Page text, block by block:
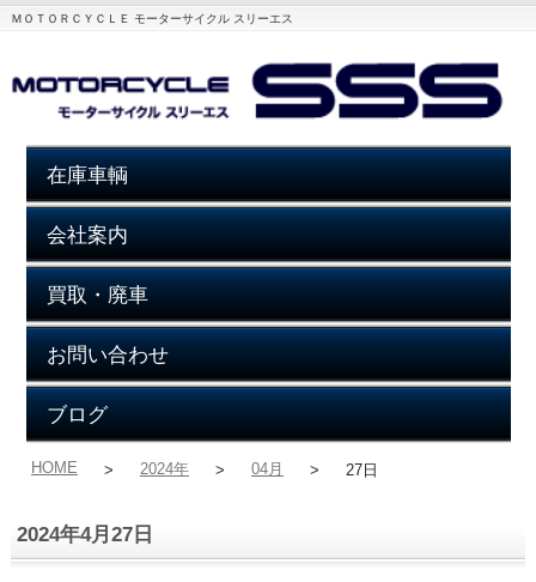
ＭＯＴＯＲＣＹＣＬＥ モーターサイクル スリーエス
在庫車輌
会社案内
買取・廃車
お問い合わせ
ブログ
HOME > 2024年 > 04月 > 27日
2024年4月27日